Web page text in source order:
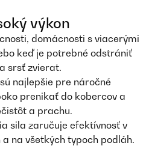
výkon
domácnosti s viacerými
keď je potrebné odstrániť
srsť zvierat.
najlepšie pre náročné
prenikať do kobercov a
a prachu.
sila zaručuje efektívnosť v
na všetkých typoch podláh.